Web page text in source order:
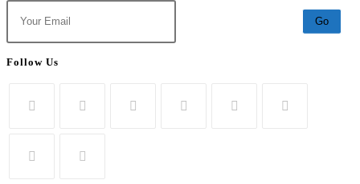
ကိုယ်စားလှယ်
က
Go
Follow Us